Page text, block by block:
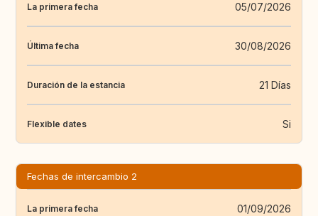
La primera fecha 05/07/2026
Última fecha 30/08/2026
Duración de la estancia 21 Días
Flexible dates Si
Fechas de intercambio 2
La primera fecha 01/09/2026